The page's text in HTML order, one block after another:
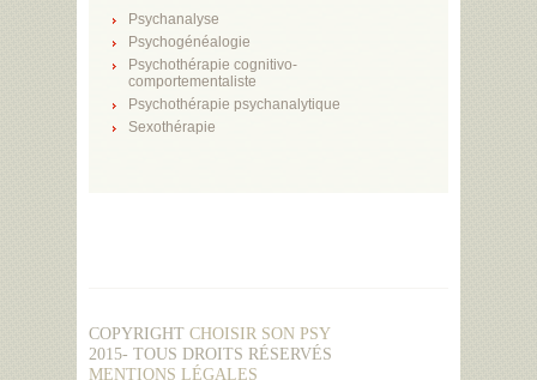
Psychanalyse
Psychogénéalogie
Psychothérapie cognitivo-
comportementaliste
Psychothérapie psychanalytique
Sexothérapie
COPYRIGHT CHOISIR SON PSY
2015- TOUS DROITS RÉSERVÉS
MENTIONS LÉGALES